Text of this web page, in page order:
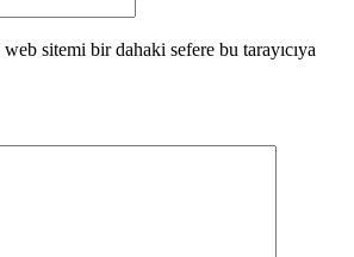
sitemi bir dahaki sefere bu tarayıcıya